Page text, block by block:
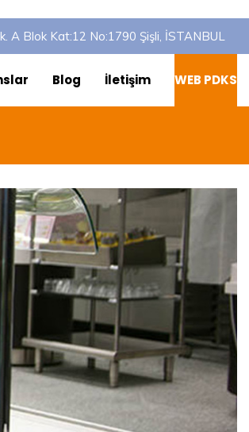
A Blok Kat:12 No:1790 Şişli, İSTANBUL
Blog İletişim WEB PDKS